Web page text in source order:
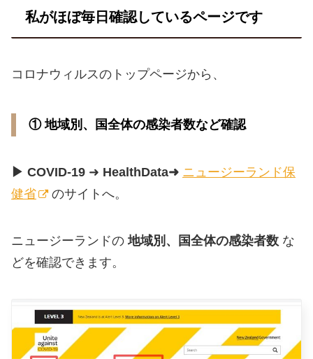
私がほぼ毎日確認しているページです
コロナウィルスのトップページから、
① 地域別、国全体の感染者数など確認
▶ COVID-19 ➜ HealthData➜ ニュージーランド保
健省
のサイトへ。
ニュージーランドの地域別、国全体の感染者数 な
どを確認できます。